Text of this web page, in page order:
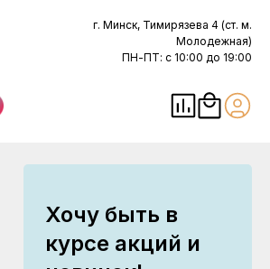
г. Минск, Тимирязева 4 (ст. м.
Молодежная)
ПН-ПТ: с 10:00 до 19:00
Хочу быть в
курсе акций и